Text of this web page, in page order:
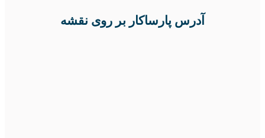
آدرس پارساکار بر روی نقشه